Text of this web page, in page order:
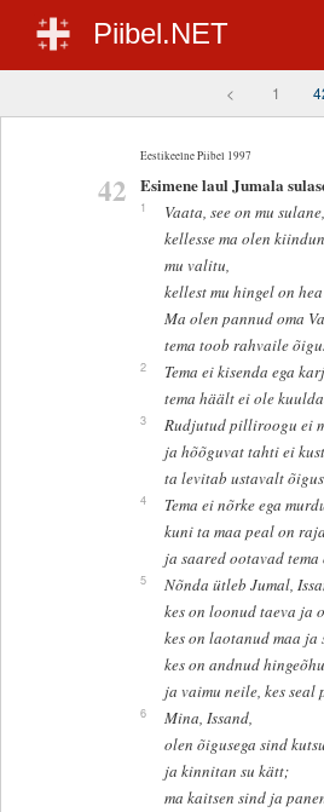
Piibel.NET
< 1
Eestikeelne Piibel 1997
42 Esimene laul Jumala
1
Vaata, see on mu sulane,
kellesse ma olen
mu valitu,
kellest mu hingel on hea
Ma olen pannud oma
tema toob rahvaile
2
Tema ei kisenda ega
tema häält ei ole
3
Rudjutud pilliroogu ei
ja hõõguvat tahti ei
ta levitab ustavalt
4
Tema ei nõrke ega
kuni ta maa peal on
ja saared ootavad tema
5
Nõnda ütleb Jumal,
kes on loonud taeva ja
kes on laotanud maa ja
kes on andnud
ja vaimu neile, kes seal
6
Mina, Issand,
olen õigusega sind
ja kinnitan su kätt;
ma kaitsen sind ja